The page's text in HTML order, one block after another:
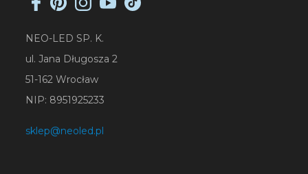
NEO-LED SP. K.
ul. Jana Długosza 2
51-162 Wrocław
NIP: 8951925233
sklep@neoled.pl